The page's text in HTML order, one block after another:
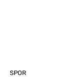
SPOR